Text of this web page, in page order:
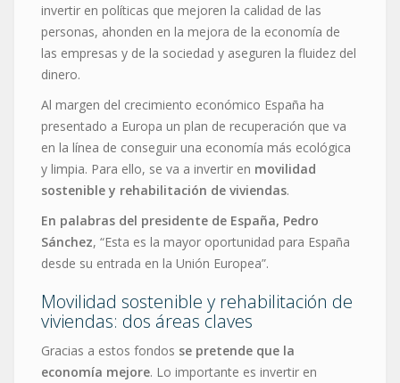
invertir en políticas que mejoren la calidad de las
personas, ahonden en la mejora de la economía de
las empresas y de la sociedad y aseguren la fluidez del
dinero.
Al margen del crecimiento económico España ha
presentado a Europa un plan de recuperación que va
en la línea de conseguir una economía más ecológica
y limpia. Para ello, se va a invertir en movilidad
sostenible y rehabilitación de viviendas.
En palabras del presidente de España, Pedro
Sánchez, “Esta es la mayor oportunidad para España
desde su entrada en la Unión Europea”.
Movilidad sostenible y rehabilitación de
viviendas: dos áreas claves
Gracias a estos fondos se pretende que la
economía mejore. Lo importante es invertir en